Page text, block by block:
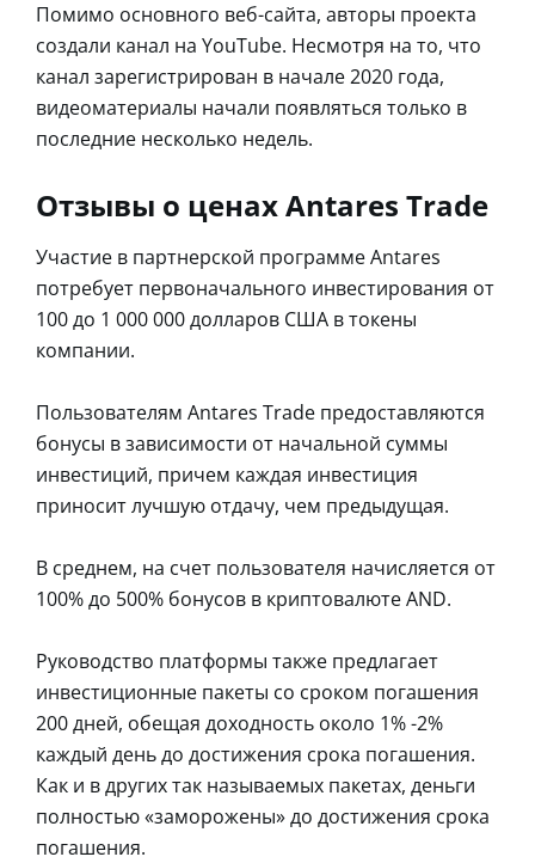
Помимо основного веб-сайта, авторы проекта
создали канал на YouTube. Несмотря на то, что
канал зарегистрирован в начале 2020 года,
видеоматериалы начали появляться только в
последние несколько недель.
Отзывы о ценах Antares Trade
Участие в партнерской программе Antares
потребует первоначального инвестирования от
100 до 1 000 000 долларов США в токены
компании.
Пользователям Antares Trade предоставляются
бонусы в зависимости от начальной суммы
инвестиций, причем каждая инвестиция
приносит лучшую отдачу, чем предыдущая.
В среднем, на счет пользователя начисляется от
100% до 500% бонусов в криптовалюте AND.
Руководство платформы также предлагает
инвестиционные пакеты со сроком погашения
200 дней, обещая доходность около 1% -2%
каждый день до достижения срока погашения.
Как и в других так называемых пакетах, деньги
полностью «заморожены» до достижения срока
погашения.